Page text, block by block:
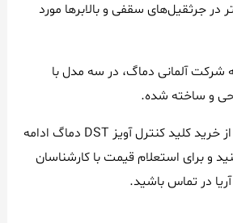
جرثقیل‌های سقفی و بالابرها مورد
شرکت آلمانی دماگ، در سه مدل با
و ساخته شده.
پیشنهاد میکنیم قبل از خرید کلید کنترل آویز DST دماگ ادامه
و برای استعلام قیمت با کارشناسان
در تماس باشید.